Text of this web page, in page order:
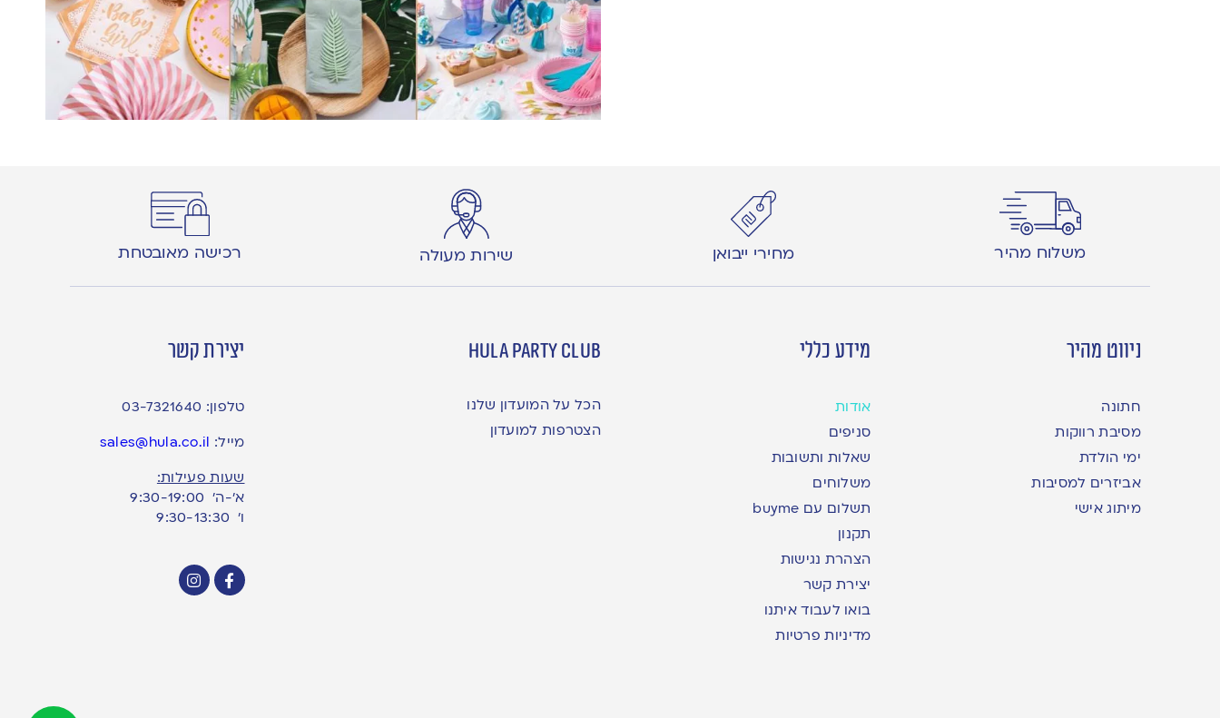
משלוח מהיר מחירי ייבואן שירות מעולה רכישה מאובטחת
ניווט מהיר
חתונה
מסיבת רווקות
ימי הולדת
אביזרים למסיבות
מיתוג אישי
מידע כללי
אודות
סניפים
שאלות ותשובות
משלוחים
תשלום עם buyme
תקנון
הצהרת נגישות
יצירת קשר
בואו לעבוד איתנו
מדיניות פרטיות
hula party club
הכל על המועדון שלנו
הצטרפות למועדון
יצירת קשר
טלפון: 03-7321640
מייל: sales@hula.co.il
שעות פעילות:
א’-ה’ 9:30-19:00
ו׳ 9:30-13:30